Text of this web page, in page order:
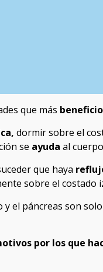
que más
dormir sobre el
se ayuda al
que haya
sobre el costado
y el páncreas son
por los que